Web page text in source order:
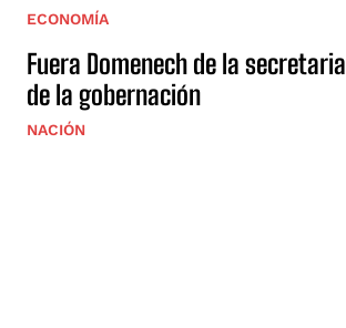
ECONOMÍA
Fuera Domenech de la secretaria
de la gobernación
NACIÓN